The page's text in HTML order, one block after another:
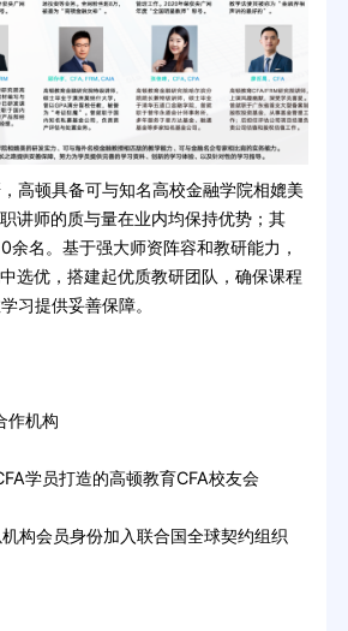
顿具备可与知名高校金融学院相媲美
讲师的质与量在业内均保持优势；其
余名。基于强大师资阵容和教研能力，
选优，搭建起优质教研团队，确保课程
习提供妥善保障。
机构
学员打造的高顿教育CFA校友会
会员身份加入联合国全球契约组织